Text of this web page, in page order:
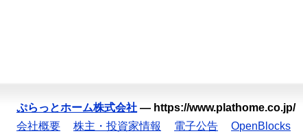
ぷらっとホーム株式会社 — https://www.plathome.co.jp/
会社概要
株主・投資家情報 電子公告 OpenBlocks